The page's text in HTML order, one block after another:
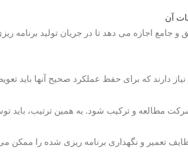
و جامع اجازه می دهد تا در جریان تولید
دارند که برای حفظ عملکرد صحیح آنها
مطالعه و ترکیب شود. به همین ترتیب، باید
تعمیر و نگهداری برنامه ریزی شده را ممکن